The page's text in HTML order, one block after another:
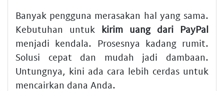
Banyak pengguna merasakan hal yang sama.
Kebutuhan untuk kirim uang dari PayPal
menjadi kendala. Prosesnya kadang rumit.
Solusi cepat dan mudah jadi dambaan.
Untungnya, kini ada cara lebih cerdas untuk
mencairkan dana Anda.